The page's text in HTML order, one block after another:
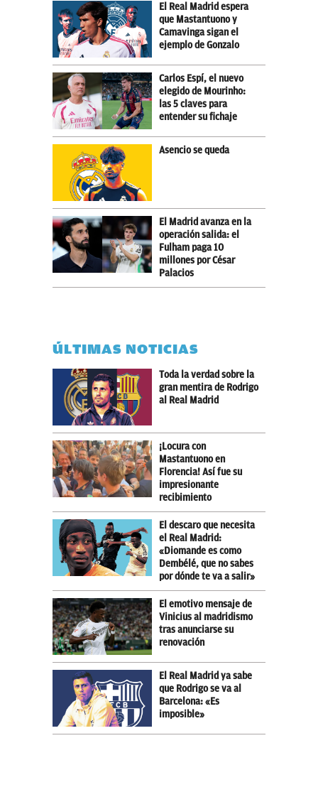
El Real Madrid espera
que Mastantuono y
Camavinga sigan el
ejemplo de Gonzalo
Carlos Espí, el nuevo
elegido de Mourinho:
las 5 claves para
entender su fichaje
Asencio se queda
El Madrid avanza en la
operación salida: el
Fulham paga 10
millones por César
Palacios
ÚLTIMAS NOTICIAS
Toda la verdad sobre la
gran mentira de Rodrigo
al Real Madrid
¡Locura con
Mastantuono en
Florencia! Así fue su
impresionante
recibimiento
El descaro que necesita
el Real Madrid:
«Diomande es como
Dembélé, que no sabes
por dónde te va a salir»
El emotivo mensaje de
Vinicius al madridismo
tras anunciarse su
renovación
El Real Madrid ya sabe
que Rodrigo se va al
Barcelona: «Es
imposible»